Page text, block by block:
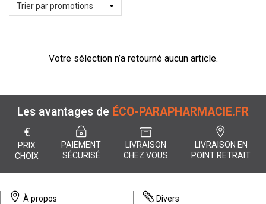
Trier par promotions
Votre sélection n’a retourné aucun article.
Les avantages de ÉCO-PARAPHARMACIE.FR
€
PRIX
CHOIX
PAIEMENT
SÉCURISÉ
LIVRAISON
CHEZ VOUS
LIVRAISON EN
POINT RETRAIT
À propos
Divers